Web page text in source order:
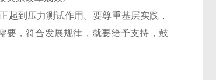
起到压力测试作用。要尊重基层实践，
要，符合发展规律，就要给予支持，鼓